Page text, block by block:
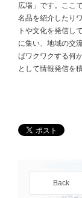
広場」です。ここ
名品を紹介したり
トや文化を発信し
に集い、地域の交
ばワクワクする何
として情報発信を
Back